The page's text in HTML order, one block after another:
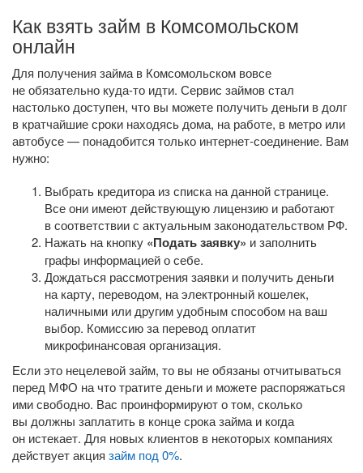
Как взять займ в Комсомольском
онлайн
Для получения займа в Комсомольском вовсе
не обязательно куда-то идти. Сервис займов стал
настолько доступен, что вы можете получить деньги в долг
в кратчайшие сроки находясь дома, на работе, в метро или
автобусе — понадобится только интернет-соединение. Вам
нужно:
Выбрать кредитора из списка на данной странице.
Все они имеют действующую лицензию и работают
в соответствии с актуальным законодательством РФ.
Нажать на кнопку «Подать заявку» и заполнить
графы информацией о себе.
Дождаться рассмотрения заявки и получить деньги
на карту, переводом, на электронный кошелек,
наличными или другим удобным способом на ваш
выбор. Комиссию за перевод оплатит
микрофинансовая организация.
Если это нецелевой займ, то вы не обязаны отчитываться
перед МФО на что тратите деньги и можете распоряжаться
ими свободно. Вас проинформируют о том, сколько
вы должны заплатить в конце срока займа и когда
он истекает. Для новых клиентов в некоторых компаниях
действует акция займ под 0%.